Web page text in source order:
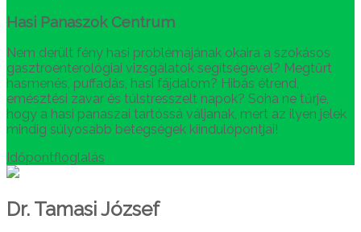
Hasi Panaszok Centrum
Nem derült fény hasi problémájának okaira a szokásos
gasztroenterológiai vizsgálatok segítségével? Megtűrt
hasmenés, puffadás, hasi fájdalom? Hibás étrend,
emésztési zavar és túlstresszelt napok? Soha ne tűrje,
hogy a hasi panaszai tartóssá váljanak, mert az ilyen jelek
mindig súlyosabb betegségek kiindulópontjai!
Időpontfloglalás
Dr. Tamasi József